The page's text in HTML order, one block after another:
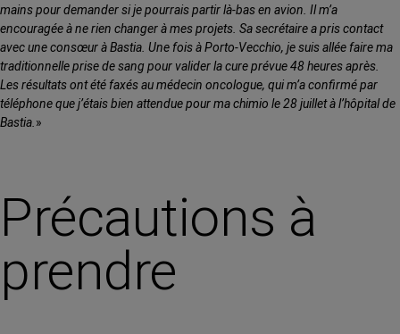
mains pour demander si je pourrais partir là-bas en avion. Il m’a
encouragée à ne rien changer à mes projets. Sa secrétaire a pris contact
avec une consœur à Bastia. Une fois à Porto-Vecchio, je suis allée faire ma
traditionnelle prise de sang pour valider la cure prévue 48 heures après.
Les résultats ont été faxés au médecin oncologue, qui m’a confirmé par
téléphone que j’étais bien attendue pour ma chimio le 28 juillet à l’hôpital de
Bastia. »
Précautions à
prendre